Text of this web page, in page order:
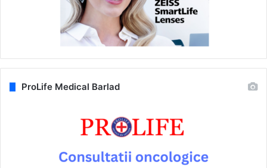
ProLife Medical Barlad